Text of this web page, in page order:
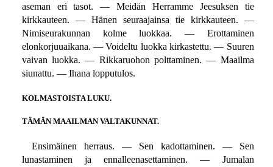
aseman eri tasot. — Meidän Herramme Jeesuksen tie
kirkkauteen. — Hänen seuraajainsa tie kirkkauteen. —
Nimiseurakunnan kolme luokkaa. — Erottaminen
elonkorjuuaikana. — Voideltu luokka kirkastettu. — Suuren
vaivan luokka. — Rikkaruohon polttaminen. — Maailma
siunattu. — Ihana lopputulos.
KOLMASTOISTA LUKU.
TÄMÄN MAAILMAN VALTAKUNNAT.
Ensimäinen herraus. — Sen kadottaminen. — Sen
lunastaminen ja ennalleenasettaminen. — Jumalan